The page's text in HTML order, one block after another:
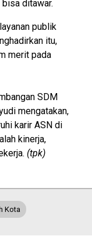
ditawar.
publik
itu,
merit pada
SDM
mengatakan,
karir ASN di
kinerja,
(tpk)
Kota